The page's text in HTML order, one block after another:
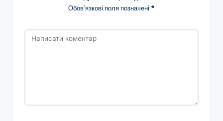
Обов’язкові поля позначені *